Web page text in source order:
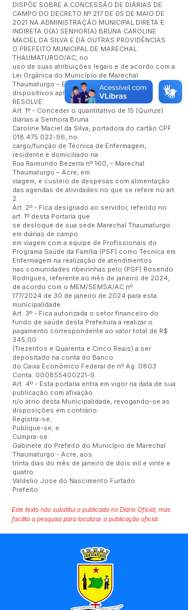
DISPÕE SOBRE A CONCESSÃO DE DIÁRIAS DE
CAMPO DO DECRETO Nº 217 DE 05 DE MAIO DE
2021 NA ADMINISTRAÇÃO MUNICIPAL DIRETA E
INDIRETA O(A) SENHOR(A) BRUNA CAROLINE
MACIEL DA SILVA E DÁ OUTRAS PROVIDÊNCIAS.
O PREFEITO MUNICIPAL DE MARECHAL
THAUMATURGO/AC, no
uso de suas atribuições legais e de acordo com a
Lei Orgânica do Município de Marechal
Thaumaturgo – Estado do Acre – e demais
dispositivos aplicáveis à espécie,
RESOLVE:
Art. 1º - Conceder o quantitativo de 15 (Quinze)
diárias a Senhora Bruna
Caroline Maciel da Silva, portadora do cartão CPF
018.475.022-96, no
cargo/função de Técnica de Enfermagem,
residente e domiciliado na
Rua Raimundo Bezerra nº 160, – Marechal
Thaumaturgo – Acre, em
viagem, e custeio de despesas com alimentação
das agendas de atividades no que se refere no art
2.
Art. 2º - Fica designado ao servidor, referido no
art. 1º desta Portaria que
se desloque de sua sede Marechal Thaumaturgo
em diárias de campo
em viagem com a equipe de Profissionais do
Programa Saúde da Família (PSF) como Técnica em
Enfermagem na realização de atendimentos
nas comunidades ribeirinhas pelo (PSF) Rosendo
Rodrigues, referente ao mês de janeiro de 2024,
de acordo com o MEM/SEMSA/AC nº
177/2024 de 30 de janeiro de 2024 para esta
municipalidade.
Art. 3º - Fica autorizada o setor financeiro do
fundo de saúde desta Prefeitura a realizar o
pagamento correspondente ao valor total de R$
345,00
(Trezentos e Quarenta e Cinco Reais) a ser
depositado na conta do Banco
do Caixa Econômico Federal de nº Ag: 0803
Conta: 000855400221-9.
Art. 4º - Esta portaria entra em vigor na data de sua
publicação com afixação
n/o átrio desta Municipalidade, revogando-se as
disposições em contrário
Registra-se;
Publique-se; e
Cumpra-se.
Gabinete do Prefeito do Município de Marechal
Thaumaturgo - Acre, aos
trinta dias do mês de janeiro de dois mil e vinte e
quatro.
Valdelio Jose do Nascimento Furtado
Prefeito
Este texto não substitui o publicado no Diário Oficial, mas
facilita a pesquisa para localizar a publicação oficial.